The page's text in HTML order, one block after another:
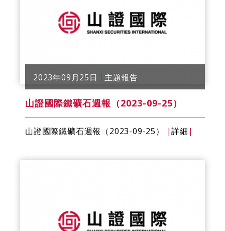
2023年09月25日 主題報告
山證國際鐵礦石週報（2023-09-25）
山證國際鐵礦石週報（2023-09-25） |詳細 |